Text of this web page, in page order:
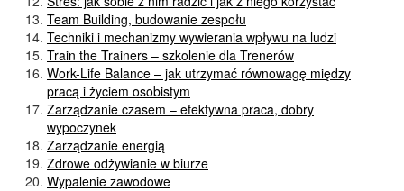
Team Building, budowanie zespołu
Techniki i mechanizmy wywierania wpływu na ludzi
Train the Trainers – szkolenie dla Trenerów
Work-Life Balance – jak utrzymać równowagę między
pracą i życiem osobistym
Zarządzanie czasem – efektywna praca, dobry
wypoczynek
Zarządzanie energią
Zdrowe odżywianie w biurze
Wypalenie zawodowe